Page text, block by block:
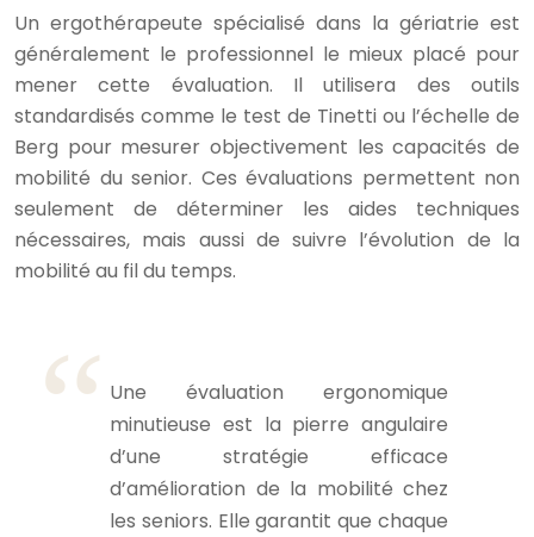
Un ergothérapeute spécialisé dans la gériatrie est
généralement le professionnel le mieux placé pour
mener cette évaluation. Il utilisera des outils
standardisés comme le test de Tinetti ou l’échelle de
Berg pour mesurer objectivement les capacités de
mobilité du senior. Ces évaluations permettent non
seulement de déterminer les aides techniques
nécessaires, mais aussi de suivre l’évolution de la
mobilité au fil du temps.
Une évaluation ergonomique
minutieuse est la pierre angulaire
d’une stratégie efficace
d’amélioration de la mobilité chez
les seniors. Elle garantit que chaque